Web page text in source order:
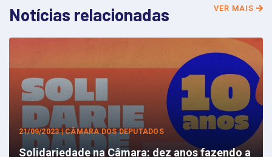
Notícias relacionadas VER MAIS
21/09/2023 | CÂMARA DOS DEPUTADOS
Solidariedade na Câmara: dez anos fazendo a